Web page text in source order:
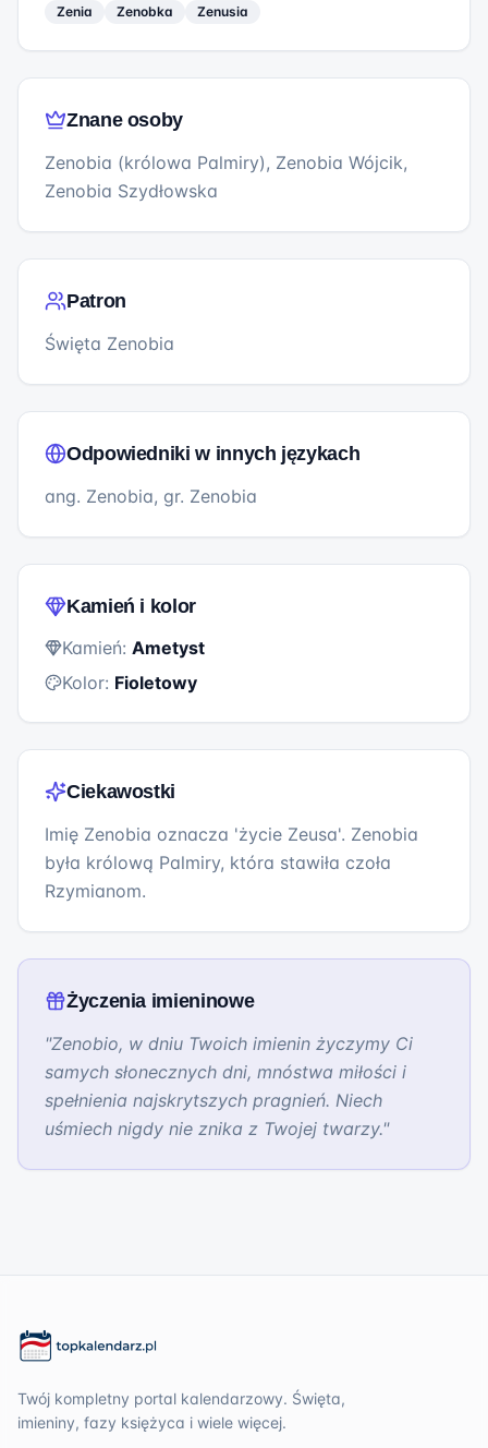
Zenia Zenobka Zenusia
Znane osoby
Zenobia (królowa Palmiry), Zenobia Wójcik,
Zenobia Szydłowska
Patron
Święta Zenobia
Odpowiedniki w innych językach
ang. Zenobia, gr. Zenobia
Kamień i kolor
Kamień: Ametyst
Kolor: Fioletowy
Ciekawostki
Imię Zenobia oznacza 'życie Zeusa'. Zenobia
była królową Palmiry, która stawiła czoła
Rzymianom.
Życzenia imieninowe
"Zenobio, w dniu Twoich imienin życzymy Ci
samych słonecznych dni, mnóstwa miłości i
spełnienia najskrytszych pragnień. Niech
uśmiech nigdy nie znika z Twojej twarzy."
Twój kompletny portal kalendarzowy. Święta,
imieniny, fazy księżyca i wiele więcej.